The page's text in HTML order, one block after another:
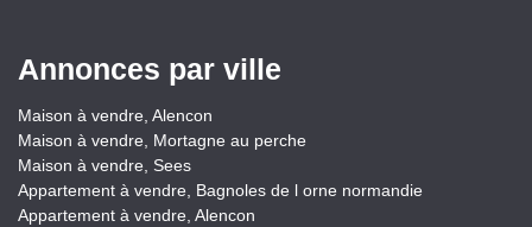
Annonces par ville
Maison à vendre, Alencon
Maison à vendre, Mortagne au perche
Maison à vendre, Sees
Appartement à vendre, Bagnoles de l orne normandie
Appartement à vendre, Alencon